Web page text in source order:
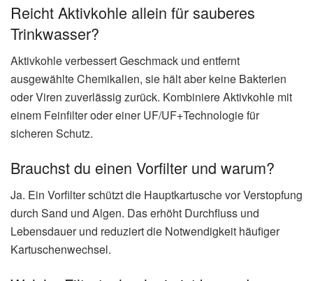
Reicht Aktivkohle allein für sauberes
Trinkwasser?
Aktivkohle verbessert Geschmack und entfernt
ausgewählte Chemikalien, sie hält aber keine Bakterien
oder Viren zuverlässig zurück. Kombiniere Aktivkohle mit
einem Feinfilter oder einer UF/UF+Technologie für
sicheren Schutz.
Brauchst du einen Vorfilter und warum?
Ja. Ein Vorfilter schützt die Hauptkartusche vor Verstopfung
durch Sand und Algen. Das erhöht Durchfluss und
Lebensdauer und reduziert die Notwendigkeit häufiger
Kartuschenwechsel.